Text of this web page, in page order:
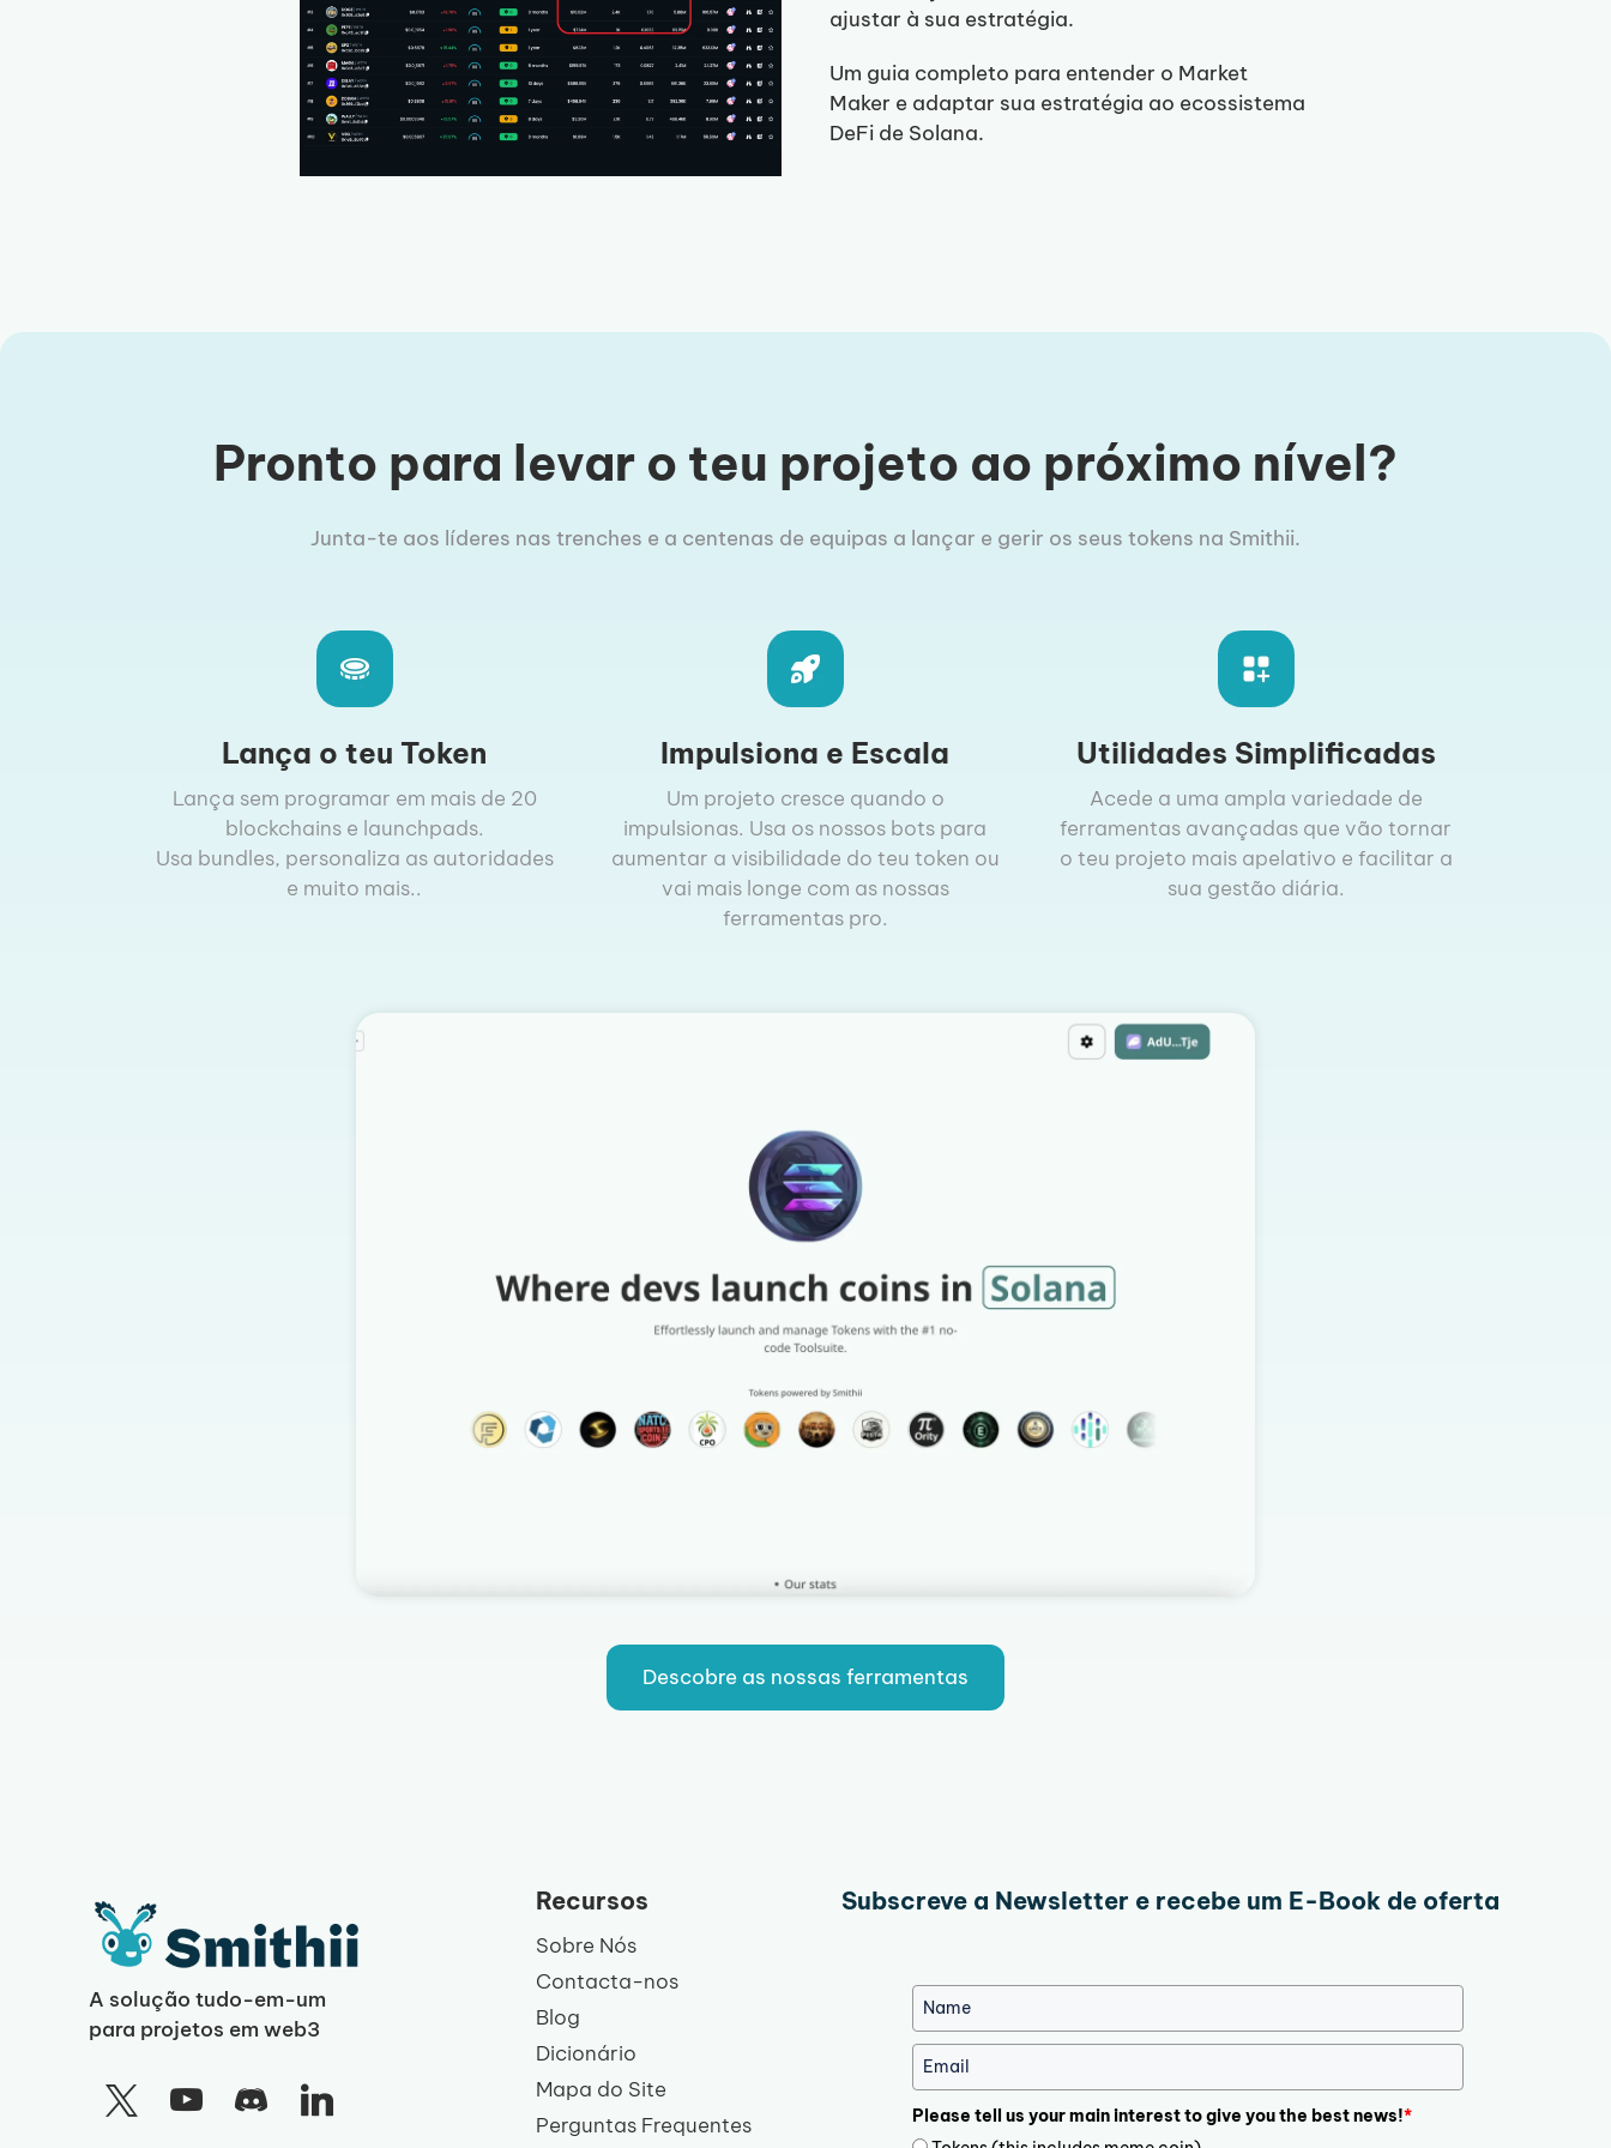
ajustar à sua estratégia.
Um guia completo para entender o Market
Maker e adaptar sua estratégia ao ecossistema
DeFi de Solana.
Pronto para levar o teu projeto ao próximo nível?
Junta-te aos líderes nas trenches e a centenas de equipas a lançar e gerir os seus tokens na Smithii.
Lança o teu Token
Lança sem programar em mais de 20
blockchains e launchpads.
Usa bundles, personaliza as autoridades
e muito mais..
Impulsiona e Escala
Um projeto cresce quando o
impulsionas. Usa os nossos bots para
aumentar a visibilidade do teu token ou
vai mais longe com as nossas
ferramentas pro.
Utilidades Simplificadas
Acede a uma ampla variedade de
ferramentas avançadas que vão tornar
o teu projeto mais apelativo e facilitar a
sua gestão diária.
Descobre as nossas ferramentas
A solução tudo-em-um
para projetos em web3
Recursos
Sobre Nós
Contacta-nos
Blog
Dicionário
Mapa do Site
Perguntas Frequentes
Subscreve a Newsletter e recebe um E-Book de oferta
Please tell us your main interest to give you the best news!*